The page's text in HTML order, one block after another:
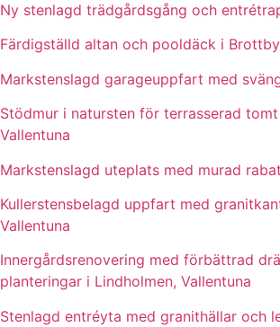
Ny stenlagd trädgårdsgång och
Färdigställd altan och pooldäck i
Markstenslagd garageuppfart med
Stödmur i natursten för terrasserad
Vallentuna
Markstenslagd uteplats med murad
Kullerstensbelagd uppfart med
Vallentuna
Innergårdsrenovering med förbättrad
planteringar i Lindholmen, Vallentuna
Stenlagd entréyta med granithällar och